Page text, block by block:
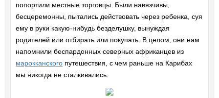
попортили местные торговцы. Были навязчивы,
бесцеремонны, пытались действовать через ребенка, суя
ему в руки какую-нибудь безделушку, вынуждая
родителей или отбирать или покупать. В целом, они нам
напомнили беспардонных северных африканцев из
марокканскогопутешествия, с чем раньше на Карибах
мы никогда не сталкивались.